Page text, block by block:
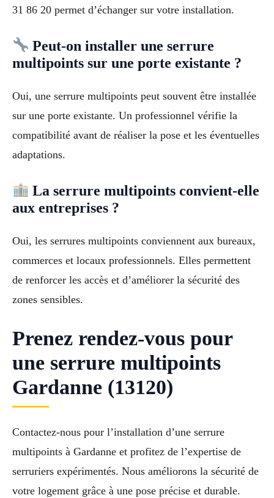
31 86 20 permet d’échanger sur votre installation.
Peut-on installer une serrure
multipoints sur une porte existante ?
Oui, une serrure multipoints peut souvent être installée
sur une porte existante. Un professionnel vérifie la
compatibilité avant de réaliser la pose et les éventuelles
adaptations.
La serrure multipoints convient-elle
aux entreprises ?
Oui, les serrures multipoints conviennent aux bureaux,
commerces et locaux professionnels. Elles permettent
de renforcer les accès et d’améliorer la sécurité des
zones sensibles.
Prenez rendez-vous pour
une serrure multipoints
Gardanne (13120)
Contactez-nous pour l’installation d’une serrure
multipoints à Gardanne et profitez de l’expertise de
serruriers expérimentés. Nous améliorons la sécurité de
votre logement grâce à une pose précise et durable.